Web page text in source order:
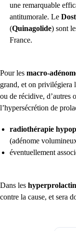
une remarquable
antitumorale. Le
(Quinagolide) sont
France.
Pour les macro-
grand, et on privilégiera
ou de récidive, d’autres
l’hypersécrétion de
radiothérapie
(adénome
éventuellement
Dans les
contre la cause, et sera